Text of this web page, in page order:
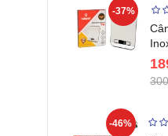
-37%
-46%